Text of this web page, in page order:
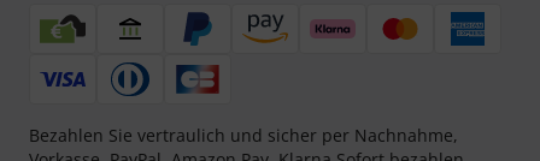
Bezahlen Sie vertraulich und sicher per Nachnahme,